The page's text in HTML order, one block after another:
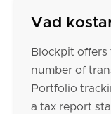
Vad
Blockpit
number of
Portfolio
a tax report